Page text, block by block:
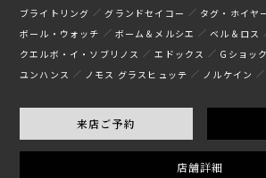
ブライトリング グランドセイコー
タグ・ホイヤ
ボール・ウォッチ
ボーム＆メルシエ
ベル＆ロス
クエルボ・イ・ソブリノス
エドックス Gショック
ユンハンス
ノモス グラスヒュッテ ノルケイン
来店ご予約
店舗詳細